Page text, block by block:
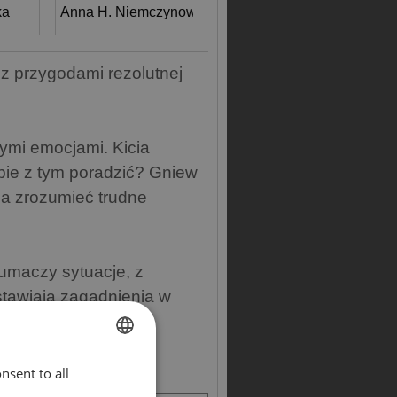
Anna H. Niemczynow
przygodami rezolutnej
emocjami. Kicia
z tym poradzić? Gniew
zrozumieć trudne
sytuacje, z
zagadnienia w
to all